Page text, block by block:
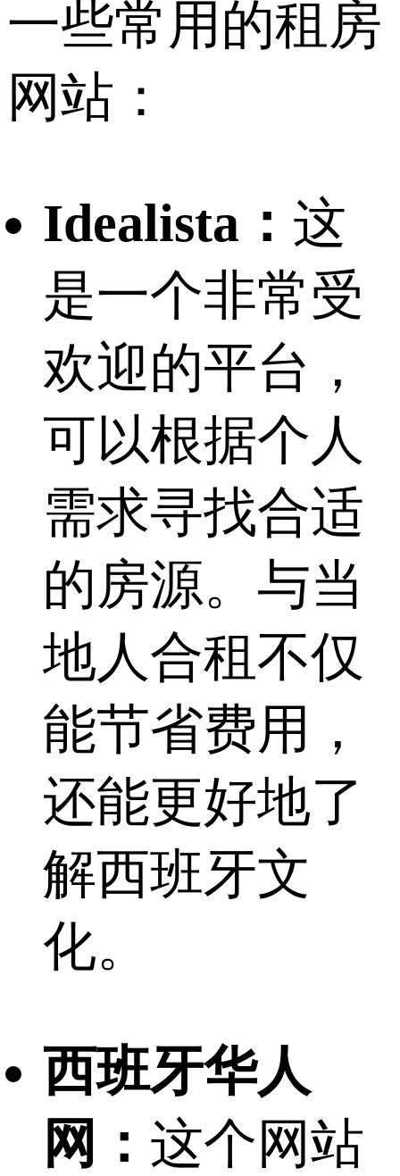
一些常用的租房
网站：
Idealista： 这
是一个非常受
欢迎的平台，
可以根据个人
需求寻找合适
的房源。与当
地人合租不仅
能节省费用，
还能更好地了
解西班牙文
化。
西班牙华人
网： 这个网站